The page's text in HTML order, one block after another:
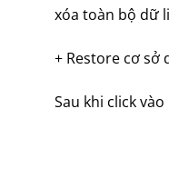
xóa toàn bộ dữ
+ Restore cơ sở
Sau khi click